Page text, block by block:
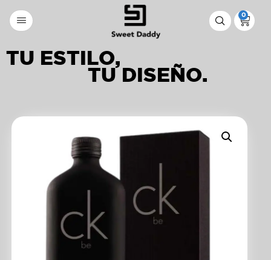
0
TU ESTILO,
TU DISEÑO.